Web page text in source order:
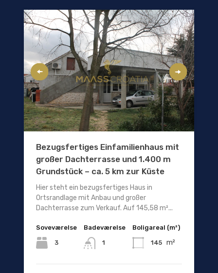
Bezugsfertiges Einfamilienhaus mit
großer Dachterrasse und 1.400 m
Grundstück – ca. 5 km zur Küste
Hier steht ein bezugsfertiges Haus in
Ortsrandlage mit Anbau und großer
Dachterrasse zum Verkauf. Auf 145,58 m²...
Soveværelse
3
Badeværelse
1
Boligareal (m²)
145 m²